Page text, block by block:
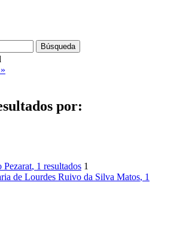
Búsqueda
por:
Pezarat, 1 resultados 1
de Lourdes Ruivo da Silva Matos, 1